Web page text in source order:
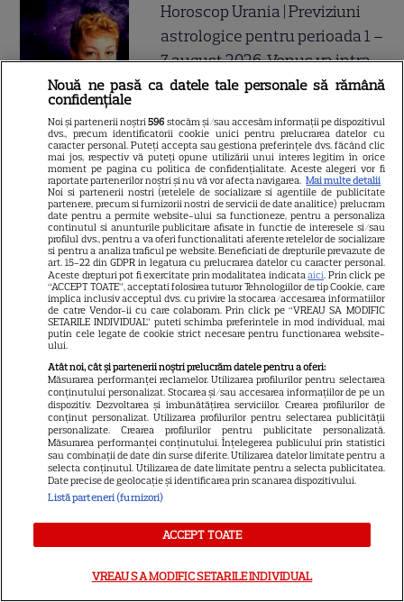
Horoscop Urania | Previziuni
astrologice pentru perioada 1 –
7 august 2026. Venus va intra
în zodia Balanței
Tragerile loto din 30 iulie 2026.
Numerele câştigătoare
extrase joi
Postul Sfintei Mării – Postul
Adormirii Maicii Domnului. Ce
se mănâncă în post
Ce vase de gătit îți trebuie
dacă te muți singur – ustensile
pe care trebuie să le ai în
bucătărie
Nouă ne pasă ca datele tale personale să rămână
confidențiale
Noi și partenerii noștri596 stocăm și/sau accesăm informații pe dispozitivul
dvs., precum identificatorii cookie unici pentru prelucrarea datelor cu
caracter personal. Puteți accepta sau gestiona preferințele dvs. făcând clic
mai jos, respectiv vă puteți opune utilizării unui interes legitim în orice
moment pe pagina cu politica de confidențialitate. Aceste alegeri vor fi
raportate partenerilor noștri și nu vă vor afecta navigarea. Mai multe detalii
Noi si partenerii nostri (retelele de socializare si agentiile de publicitate
partenere, precum si furnizorii nostri de servicii de date analitice) prelucram
date pentru a permite website-ului sa functioneze, pentru a personaliza
continutul si anunturile publicitare afisate in functie de interesele si/sau
profilul dvs., pentru a va oferi functionalitati aferente retelelor de socializare
si pentru a analiza traficul pe website. Beneficiati de drepturile prevazute de
art. 15-22 din GDPR in legatura cu prelucrarea datelor cu caracter personal.
Aceste drepturi pot fi exercitate prin modalitatea indicataaici. Prin click pe
“ACCEPT TOATE”, acceptati folosirea tuturor Tehnologiilor de tip Cookie, care
implica inclusiv acceptul dvs. cu privire la stocarea/accesarea informatiilor
de catre Vendor-ii cu care colaboram. Prin click pe “VREAU SA MODIFIC
SETARILE INDIVIDUAL” puteti schimba preferintele in mod individual, mai
putin cele legate de cookie strict necesare pentru functionarea website-
ului.
Atât noi, cât și partenerii noștri prelucrăm datele pentru a oferi:
Măsurarea performanței reclamelor. Utilizarea profilurilor pentru selectarea
conținutului personalizat. Stocarea și/sau accesarea informațiilor de pe un
dispozitiv. Dezvoltarea și îmbunătățirea serviciilor. Crearea profilurilor de
conținut personalizat. Utilizarea profilurilor pentru selectarea publicității
personalizate. Crearea profilurilor pentru publicitate personalizată.
Măsurarea performanței conținutului. Înțelegerea publicului prin statistici
sau combinații de date din surse diferite. Utilizarea datelor limitate pentru a
selecta conținutul. Utilizarea de date limitate pentru a selecta publicitatea.
Date precise de geolocație și identificarea prin scanarea dispozitivului.
Listă parteneri (furnizori)
ACCEPT TOATE
VREAU SA MODIFIC SETARILE INDIVIDUAL